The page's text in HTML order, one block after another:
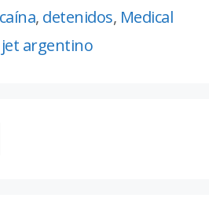
, detenidos, Medical
argentino